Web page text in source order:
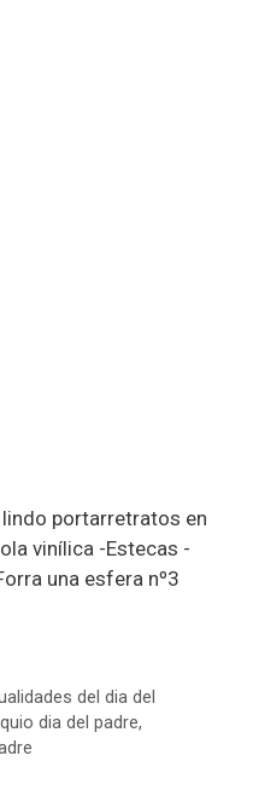
lindo portarretratos en
vinílica -Estecas -
una esfera nº3
del dia del
dia del padre,